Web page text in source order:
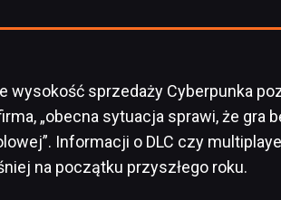
wysokość sprzedaży Cyberpunka
„obecna sytuacja sprawi, że gra
Informacji o DLC czy
na początku przyszłego roku.